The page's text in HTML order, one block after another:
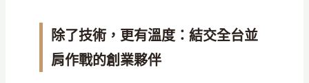
除了技術，更有溫度：結交全台並
肩作戰的創業夥伴